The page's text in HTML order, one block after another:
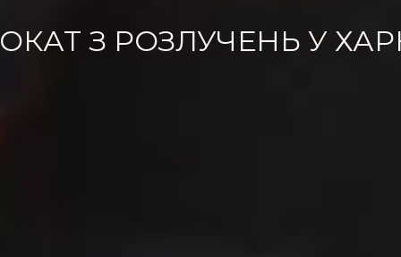
З РОЗЛУЧЕНЬ У